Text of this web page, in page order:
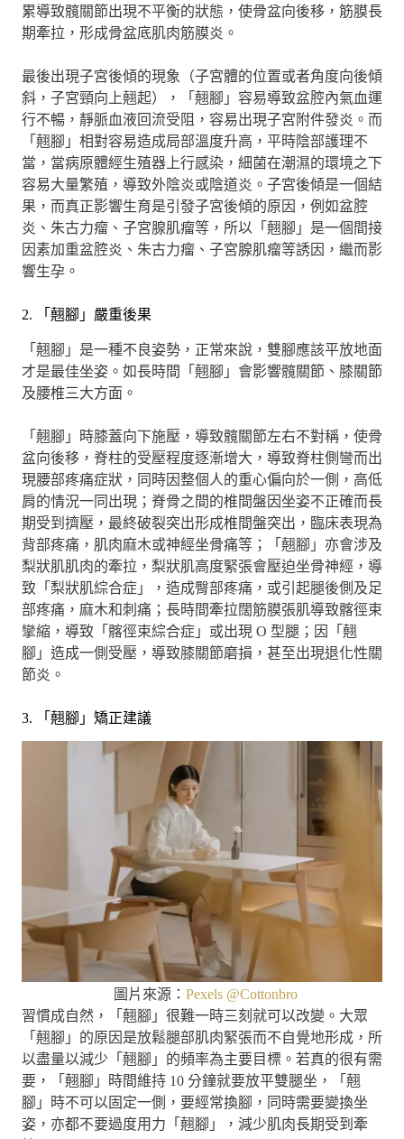
累導致髖關節出現不平衡的狀態，使骨盆向後移，筋膜長
期牽拉，形成骨盆底肌肉筋膜炎。
最後出現子宮後傾的現象（子宮體的位置或者角度向後傾
斜，子宮頸向上翹起），「翹腳」容易導致盆腔內氣血運
行不暢，靜脈血液回流受阻，容易出現子宮附件發炎。而
「翹腳」相對容易造成局部溫度升高，平時陰部護理不
當，當病原體經生殖器上行感染，細菌在潮濕的環境之下
容易大量繁殖，導致外陰炎或陰道炎。子宮後傾是一個結
果，而真正影響生育是引發子宮後傾的原因，例如盆腔
炎、朱古力瘤、子宮腺肌瘤等，所以「翹腳」是一個間接
因素加重盆腔炎、朱古力瘤、子宮腺肌瘤等誘因，繼而影
響生孕。
2. 「翹腳」嚴重後果
「翹腳」是一種不良姿勢，正常來說，雙腳應該平放地面
才是最佳坐姿。如長時間「翹腳」會影響髖關節、膝關節
及腰椎三大方面。
「翹腳」時膝蓋向下施壓，導致髖關節左右不對稱，使骨
盆向後移，脊柱的受壓程度逐漸增大，導致脊柱側彎而出
現腰部疼痛症狀，同時因整個人的重心偏向於一側，高低
肩的情況一同出現；脊骨之間的椎間盤因坐姿不正確而長
期受到擠壓，最終破裂突出形成椎間盤突出，臨床表現為
背部疼痛，肌肉麻木或神經坐骨痛等；「翹腳」亦會涉及
梨狀肌肌肉的牽拉，梨狀肌高度緊張會壓迫坐骨神經，導
致「梨狀肌綜合症」，造成臀部疼痛，或引起腿後側及足
部疼痛，麻木和刺痛；長時間牽拉闊筋膜張肌導致髂徑束
攣縮，導致「髂徑束綜合症」或出現 O 型腿；因「翹
腳」造成一側受壓，導致膝關節磨損，甚至出現退化性關
節炎。
3. 「翹腳」矯正建議
圖片來源： Pexels @Cottonbro
習慣成自然，「翹腳」很難一時三刻就可以改變。大眾
「翹腳」的原因是放鬆腿部肌肉緊張而不自覺地形成，所
以盡量以減少「翹腳」的頻率為主要目標。若真的很有需
要，「翹腳」時間維持 10 分鐘就要放平雙腿坐，「翹
腳」時不可以固定一側，要經常換腳，同時需要變換坐
姿，亦都不要過度用力「翹腳」，減少肌肉長期受到牽